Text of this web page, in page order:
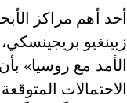
أحد أهم مراكز
الأمد مع روسيا»
الاحتمالات